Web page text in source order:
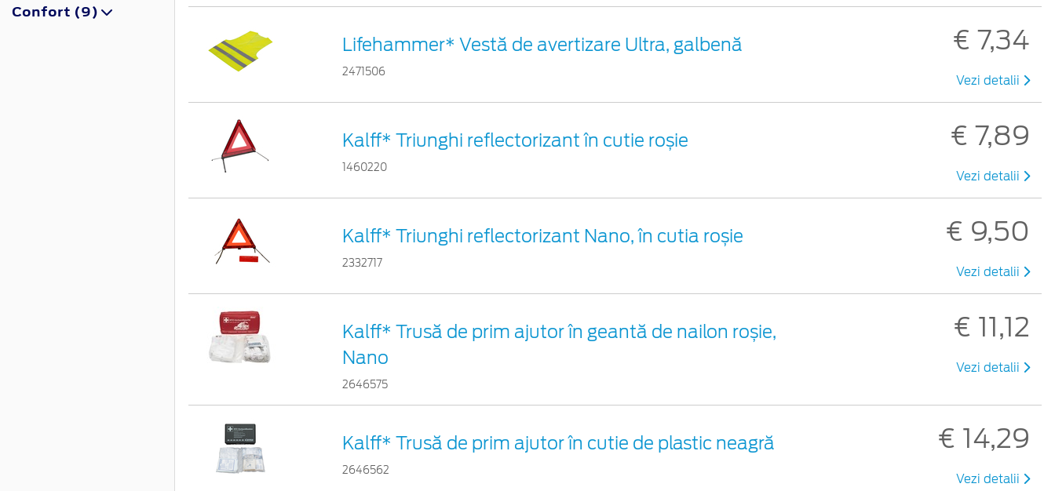
Confort (9)
Lifehammer* Vestă de avertizare Ultra, galbenă
2471506
€ 7,34
Vezi detalii
Kalff* Triunghi reflectorizant în cutie roșie
1460220
€ 7,89
Vezi detalii
Kalff* Triunghi reflectorizant Nano, în cutia roșie
2332717
€ 9,50
Vezi detalii
Kalff* Trusă de prim ajutor în geantă de nailon roșie,
Nano
2646575
€ 11,12
Vezi detalii
Kalff* Trusă de prim ajutor în cutie de plastic neagră
2646562
€ 14,29
Vezi detalii